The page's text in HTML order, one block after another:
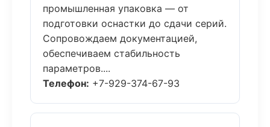
промышленная упаковка — от
подготовки оснастки до сдачи серий.
Сопровождаем документацией,
обеспечиваем стабильность
параметров....
Телефон: +7-929-374-67-93